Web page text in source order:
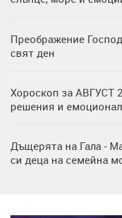
Преображение
свят ден
Хороскоп за АВГУСТ
решения и
Дъщерята на Гала -
си деца на семейна
Братя Аргирови я